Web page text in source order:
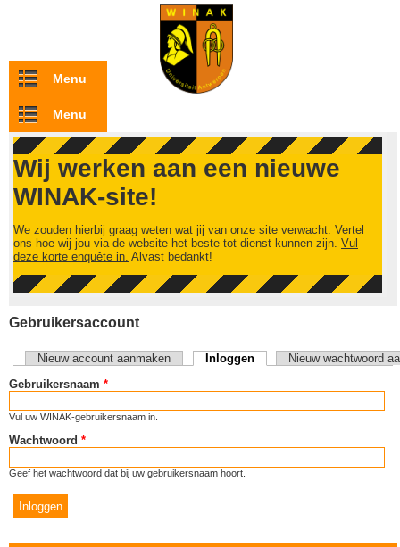
Overslaan en naar de inhoud gaan
Menu
Menu
Wij werken aan een nieuwe
WINAK-site!
We zouden hierbij graag weten wat jij van onze site verwacht. Vertel
ons hoe wij jou via de website het beste tot dienst kunnen zijn. Vul
deze korte enquête in. Alvast bedankt!
Gebruikersaccount
Primaire tabs
Nieuw account aanmaken Inloggen(actieve tabblad)
Nieuw wachtwoord
Gebruikersnaam *
Vul uw WINAK-gebruikersnaam in.
Wachtwoord *
Geef het wachtwoord dat bij uw gebruikersnaam hoort.